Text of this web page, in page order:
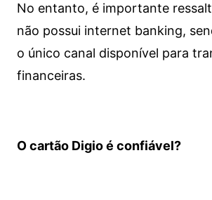
No entanto, é importante
não possui internet banking,
o único canal disponível para
financeiras.
O cartão Digio é confiável?